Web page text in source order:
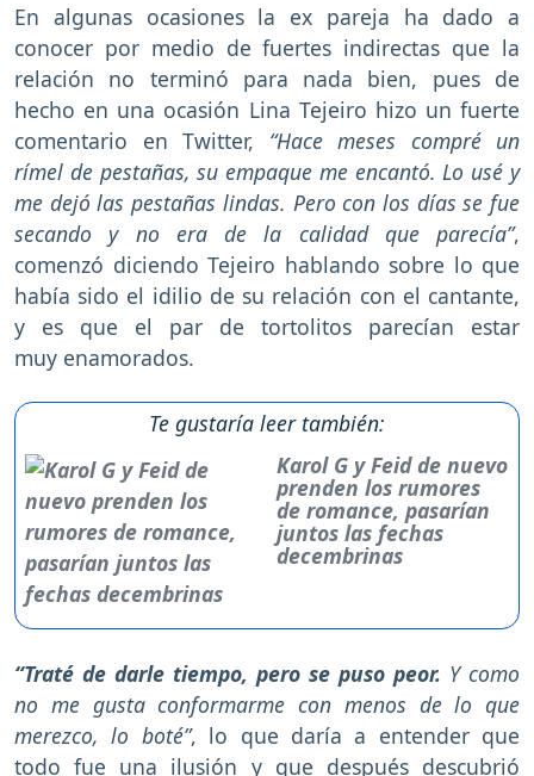
En algunas ocasiones la ex pareja ha dado a
conocer por medio de fuertes indirectas que la
relación no terminó para nada bien, pues de
hecho en una ocasión Lina Tejeiro hizo un fuerte
comentario en Twitter, “Hace meses compré un
rímel de pestañas, su empaque me encantó. Lo usé y
me dejó las pestañas lindas. Pero con los días se fue
secando y no era de la calidad que parecía”,
comenzó diciendo Tejeiro hablando sobre lo que
había sido el idilio de su relación con el cantante,
y es que el par de tortolitos parecían estar
muy enamorados.
Te gustaría leer también:
Karol G y Feid de nuevo
prenden los rumores
de romance, pasarían
juntos las fechas
decembrinas
“Traté de darle tiempo, pero se puso peor. Y como
no me gusta conformarme con menos de lo que
merezco, lo boté”, lo que daría a entender que
todo fue una ilusión y que después descubrió